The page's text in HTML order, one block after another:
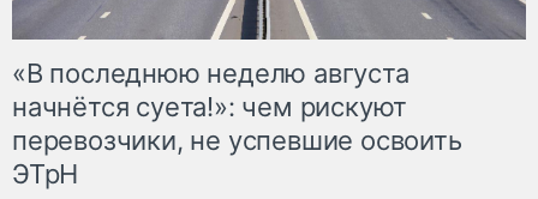
«В последнюю неделю августа
начнётся суета!»: чем рискуют
перевозчики, не успевшие освоить
ЭТрН